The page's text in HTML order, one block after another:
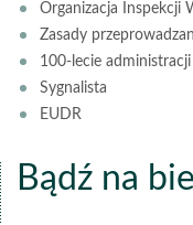
Organizacja Inspekcji
Zasady
100-lecie
Sygnalista
EUDR
Bądź na